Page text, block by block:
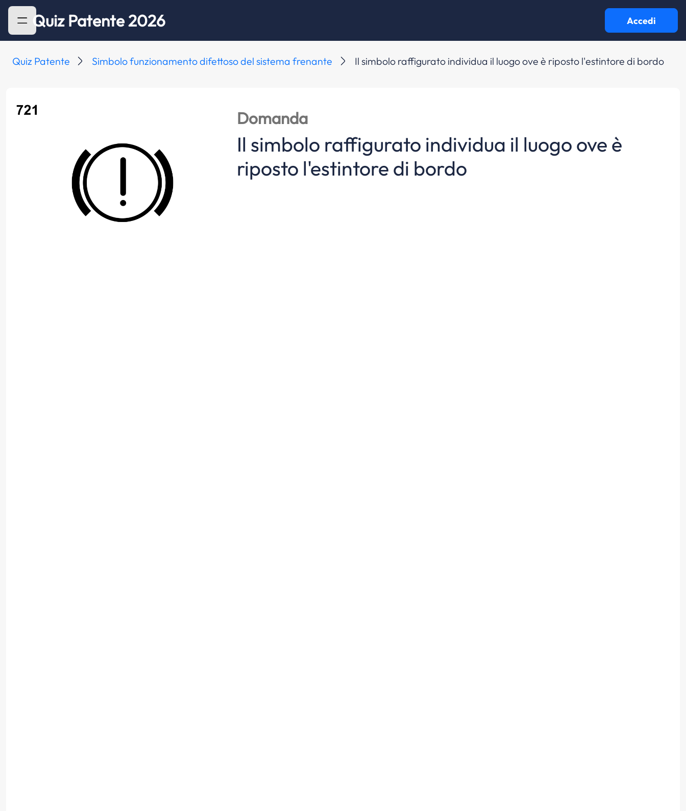
Quiz Patente 2026 Accedi
Quiz Patente Simbolo funzionamento difettoso del sistema frenante Il simbolo raffigurato individua il luogo ove è riposto l'estintore di bordo
Domanda
Il simbolo raffigurato individua il luogo ove è
riposto l'estintore di bordo